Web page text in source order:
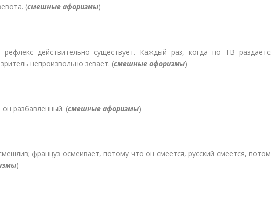
(смешные афоризмы)
рефлекс действи­тельно существует. Каждый раз, когда по ТВ
непроизволь­но зевает. (смешные афоризмы)
разбавленный. (смешные афоризмы)
француз осмеивает, потому что он смеется, русский смеется,
)